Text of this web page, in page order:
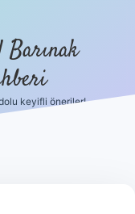
keyifli öneriler!